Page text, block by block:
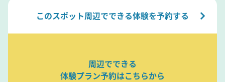
このスポット周辺でできる体験を予約する
周辺でできる
体験プラン予約はこちらから